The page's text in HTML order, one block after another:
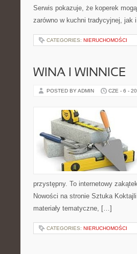
Serwis pokazuje, że koperek
zarówno w kuchni tradycyjnej,
CATEGORIES: NIERUCHOMOŚCI
WINA I WINNICE
POSTED BY ADMIN CZE - 6 -
przystępny. To internetowy
Nowości na stronie Sztuka
materiały tematyczne, […]
CATEGORIES: NIERUCHOMOŚCI